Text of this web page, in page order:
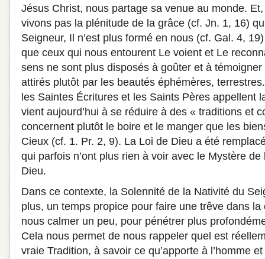
Jésus Christ, nous partage sa venue au monde.
vivons pas la plénitude de la grâce (cf. Jn. 1, 16)
Seigneur, Il n’est plus formé en nous (cf. Gal. 4,
que ceux qui nous entourent Le voient et Le
sens ne sont plus disposés à goûter et à
attirés plutôt par les beautés éphémères,
les Saintes Écritures et les Saints Pères appellent
vient aujourd’hui à se réduire à des « traditions et
concernent plutôt le boire et le manger que les
Cieux (cf. 1. Pr. 2, 9). La Loi de Dieu a été
qui parfois n’ont plus rien à voir avec le Mystère de
Dieu.
Dans ce contexte, la Solennité de la Nativité du
plus, un temps propice pour faire une trêve dans
nous calmer un peu, pour pénétrer plus
Cela nous permet de nous rappeler quel est
vraie Tradition, à savoir ce qu’apporte à l’homme